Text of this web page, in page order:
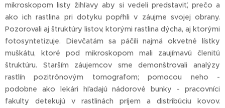
mikroskopom listy žihľavy aby si vedeli predstaviť, prečo a
ako ich rastlina pri dotyku popŕhli v záujme svojej obrany.
Pozorovali aj štruktúry listov, ktorými rastlina dýcha, aj ktorými
fotosyntetizuje. Dievčatám sa páčili najmä okvetné lístky
muškátu, ktoré pod mikroskopom mali zaujímavú členitú
štruktúru. Starším záujemcov sme demonštrovali analýzy
rastlín pozitrónovým tomografom; pomocou neho -
podobne ako lekári hľadajú nádorové bunky - pracovníci
fakulty detekujú v rastlinách príjem a distribúciu kovov.